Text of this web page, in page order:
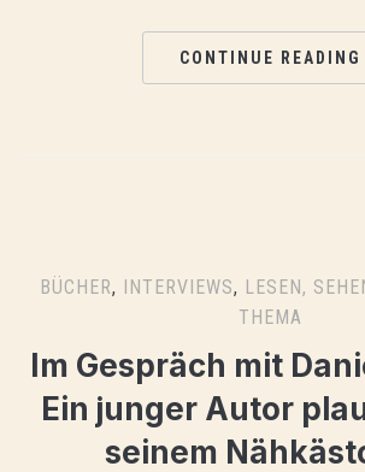
CONTINUE READING
BÜCHER, INTERVIEWS, LESEN,
THEMA
Im Gespräch mit
Ein junger Autor
seinem